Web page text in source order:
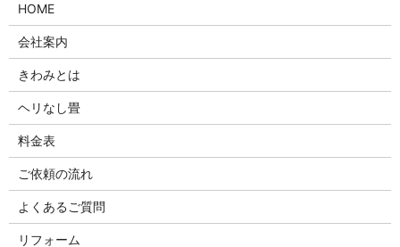
HOME
会社案内
きわみとは
ヘリなし畳
料金表
ご依頼の流れ
よくあるご質問
リフォーム